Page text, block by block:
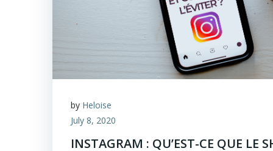
by Heloise
July 8, 2020
INSTAGRAM : QU’EST-CE QUE LE